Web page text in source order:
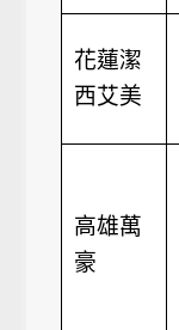
花蓮潔
西艾美
高雄萬
豪